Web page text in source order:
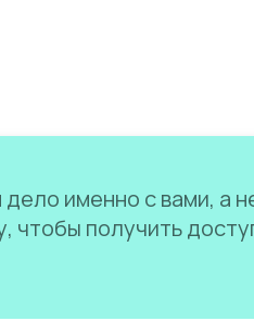
именно с вами, а
чтобы получить